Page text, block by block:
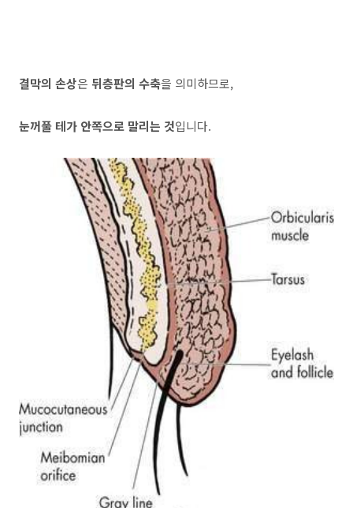
결막의 손상은 뒤층판의 수축을 의미하므로,
눈꺼풀 테가 안쪽으로 말리는 것입니다.